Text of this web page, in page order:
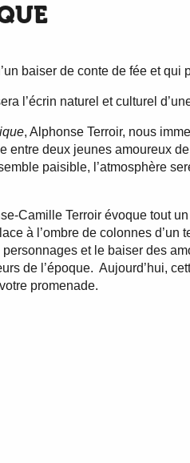
baiser de conte de fée et qui
l’écrin naturel et culturel
, Alphonse Terroir, nous
entre deux jeunes amoureux
paisible, l’atmosphère
Camille Terroir évoque tout
à l’ombre de colonnes d’un
et le baiser des
de l’époque. Aujourd’hui,
promenade.